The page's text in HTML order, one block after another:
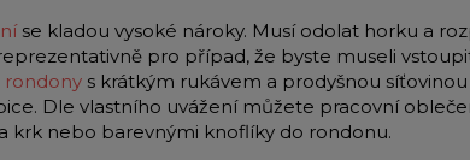
se kladou vysoké nároky. Musí odolat horku a
pro případ, že byste museli
rondony s krátkým rukávem a prodyšnou
Dle vlastního uvážení můžete pracovní
krk nebo barevnými knoflíky do rondonu.